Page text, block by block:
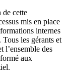
de cette
mis en place
internes
les gérants et
l’ensemble des
aux